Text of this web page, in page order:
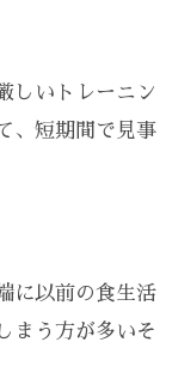
しいトレーニン
、短期間で見事
に以前の食生活
まう方が多いそ